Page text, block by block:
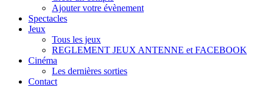
Ajouter votre évènement
Spectacles
Jeux
Tous les jeux
REGLEMENT JEUX ANTENNE et FACEBOOK
Cinéma
Les dernières sorties
Contact